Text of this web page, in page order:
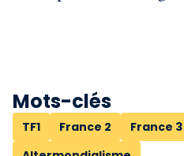
Mots-clés
TF1 France 2 France 3